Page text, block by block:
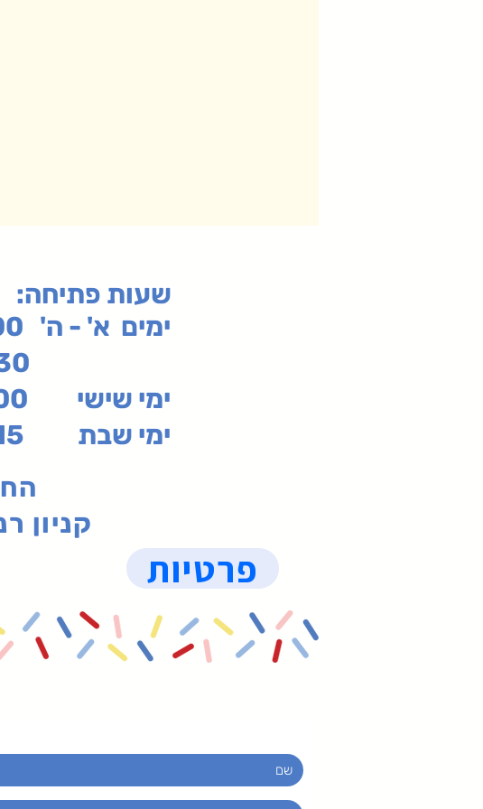
:שעות פתיחה
ימים א' - ה' 9:30-13:00
ימי שישי
ימי שבת 09:30-19:15 (בהזמנה מראש)
החרש
קניון
פרטיות